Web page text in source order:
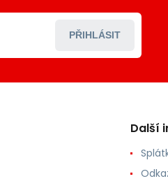
PŘIHLÁSIT
Další